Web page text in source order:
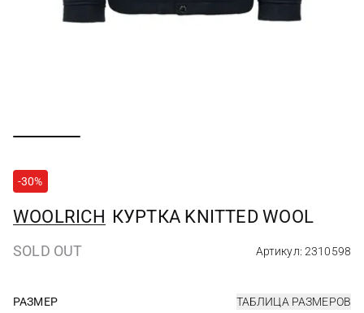
-30%
WOOLRICH КУРТКА KNITTED WOOL
SOLD OUT Артикул: 2310598
РАЗМЕР ТАБЛИЦА РАЗМЕРОВ